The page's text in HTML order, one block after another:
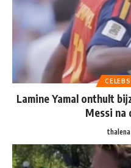
CELEBS
Lamine Yamal onthult
Messi na
thalena